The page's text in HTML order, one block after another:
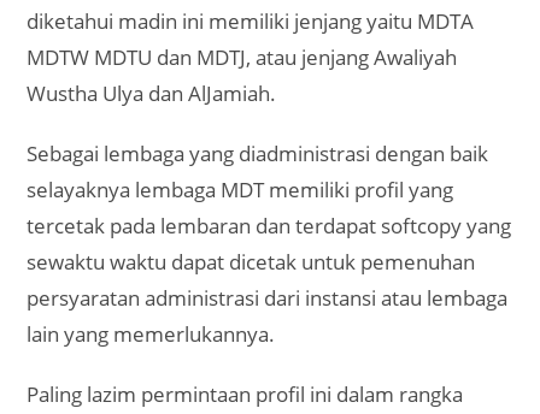
diketahui madin ini memiliki jenjang yaitu MDTA
MDTW MDTU dan MDTJ, atau jenjang Awaliyah
Wustha Ulya dan AlJamiah.
Sebagai lembaga yang diadministrasi dengan baik
selayaknya lembaga MDT memiliki profil yang
tercetak pada lembaran dan terdapat softcopy yang
sewaktu waktu dapat dicetak untuk pemenuhan
persyaratan administrasi dari instansi atau lembaga
lain yang memerlukannya.
Paling lazim permintaan profil ini dalam rangka